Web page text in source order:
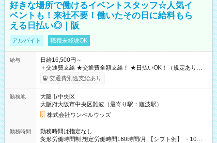
好きな場所で働けるイベントスタッフ☆人気イ
ベントも！来社不要！働いたその日に給料もら
える日払い◎｜阪
アルバイト 職種未経験OK
給与
日給16,500円～
＋交通費支給 ★交通費全額支給！ ★日払いOK！（規定あり） ┗
働いたその日に現金GET♪ お仕事後はコンビニATMから 日払
交通費別途支給あり
勤務地
大阪市中央区
大阪府大阪市中央区難波（最寄り駅：難波駅）
株式会社ワンベルウッズ
勤務時間
勤務時間は指定なし
変形労働時間制 想定労働時間160時間/月 【シフト例】 ・10：